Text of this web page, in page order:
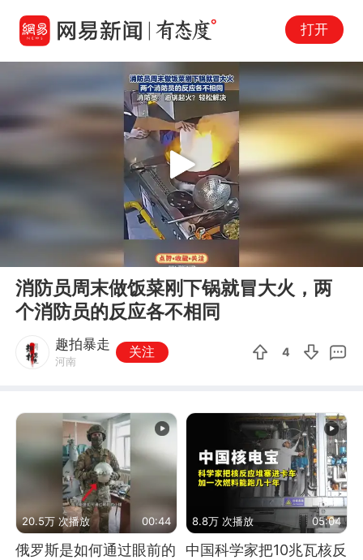
打开
Play
消防员周末做饭菜刚下锅就冒大火，两
个消防员的反应各不相同
趣拍暴走
河南
关注 4
20.5万 次播放 00:44
俄罗斯是如何通过眼前的
8.8万 次播放 05:04
中国科学家把10兆瓦核反